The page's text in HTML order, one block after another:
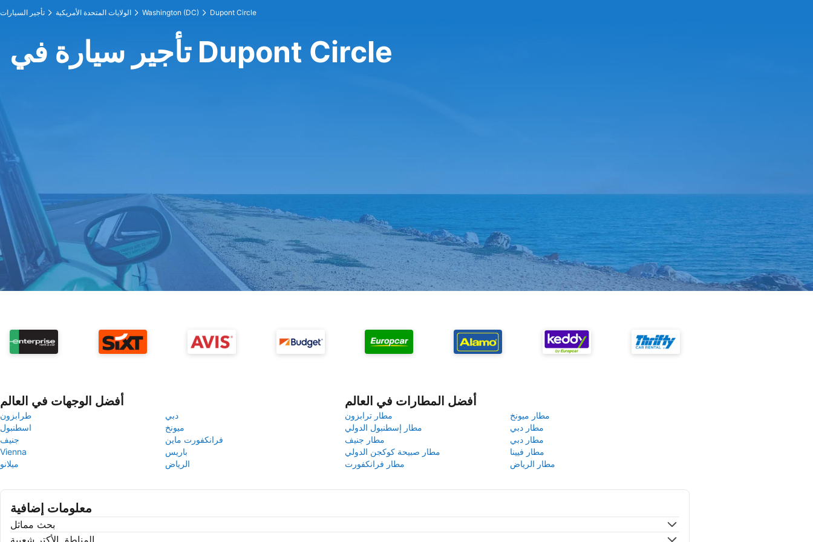
تأجير السيارات الولايات المتحدة الأمريكية Washington (DC) Dupont Circle
تأجير سيارة في Dupont Circle
أفضل الوجهات في العالم
طرابزون
دبي
اسطنبول
ميونخ
جنيف
فرانكفورت ماين
Vienna
باريس
ميلانو
الرياض
أفضل المطارات في العالم
مطار ترابزون
مطار ميونخ
مطار إسطنبول الدولي
مطار دبي
مطار جنيف
مطار دبي
مطار صبيحة كوكجن الدولي
مطار فيينا
مطار فرانكفورت
مطار الرياض
معلومات إضافية
بحث مماثل
المناطق الأكتر شعبية